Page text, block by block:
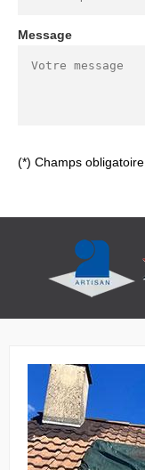
Message
(*) Champs obligatoire